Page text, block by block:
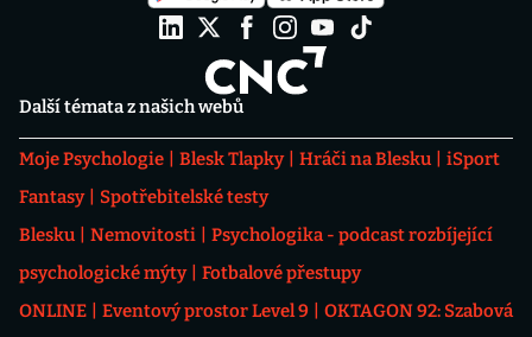
Další témata z našich webů
Moje Psychologie Blesk Tlapky Hráči na Blesku
iSport
Fantasy
Spotřebitelské testy
Blesku
Nemovitosti
Psychologika - podcast rozbíjející
psychologické mýty
Fotbalové přestupy
ONLINE
Eventový prostor Level 9
OKTAGON 92: Szabová